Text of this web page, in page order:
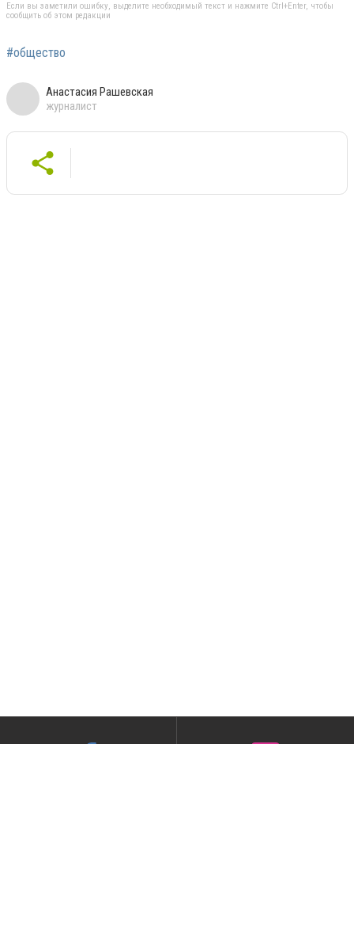
Если вы заметили ошибку, выделите необходимый текст и нажмите Ctrl+Enter, чтобы
сообщить об этом редакции
#общество
Анастасия Рашевская
журналист